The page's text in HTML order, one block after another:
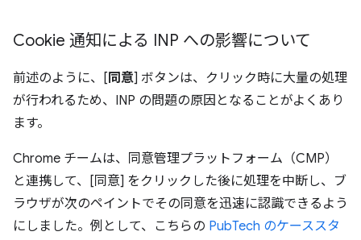
Cookie 通知による INP への影響について
前述のように、[ 同意] ボタンは、クリック時に大量の処理
が行われるため、INP の問題の原因となることがよくあり
ます。
Chrome チームは、同意管理プラットフォーム（CMP）
と連携して、[同意] をクリックした後に処理を中断し、ブ
ラウザが次のペイントでその同意を迅速に認識できるよう
にしました。例として、こちらの PubTech のケーススタ